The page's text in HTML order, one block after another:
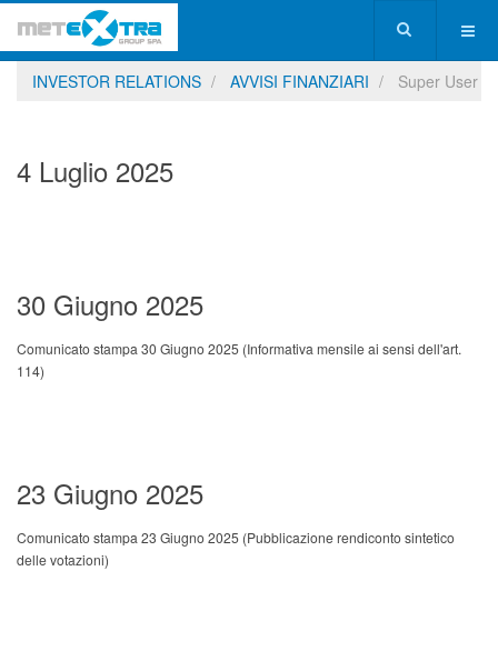
INVESTOR RELATIONS AVVISI FINANZIARI Super User
4 Luglio 2025
30 Giugno 2025
Comunicato stampa 30 Giugno 2025 (Informativa mensile ai sensi dell'art.
114)
23 Giugno 2025
Comunicato stampa 23 Giugno 2025 (Pubblicazione rendiconto sintetico
delle votazioni)